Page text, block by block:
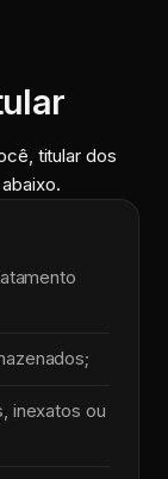
titular dos
inexatos ou